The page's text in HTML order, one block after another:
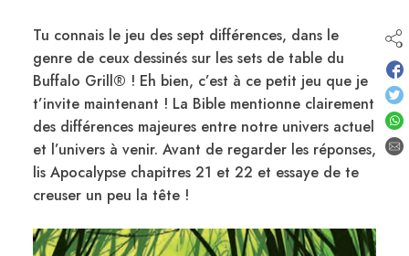
Tu connais le jeu des sept différences, dans le
genre de ceux dessinés sur les sets de table du
Buffalo Grill® ! Eh bien, c’est à ce petit jeu que je
t’invite maintenant ! La Bible mentionne clairement
des différences majeures entre notre univers actuel
et l’univers à venir. Avant de regarder les réponses,
lis Apocalypse chapitres 21 et 22 et essaye de te
creuser un peu la tête !